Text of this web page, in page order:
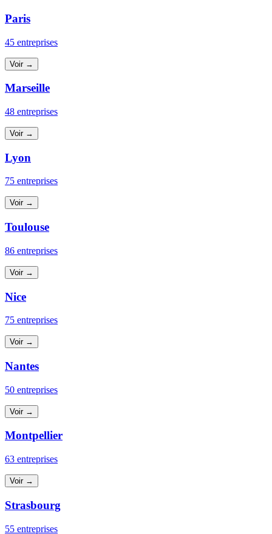
Paris
45 entreprises
Voir →
Marseille
48 entreprises
Voir →
Lyon
75 entreprises
Voir →
Toulouse
86 entreprises
Voir →
Nice
75 entreprises
Voir →
Nantes
50 entreprises
Voir →
Montpellier
63 entreprises
Voir →
Strasbourg
55 entreprises